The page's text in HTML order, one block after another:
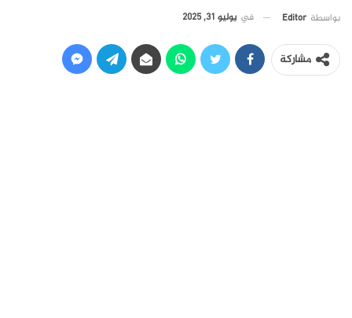
بواسطة Editor في يوليو 31, 2025
مشاركة